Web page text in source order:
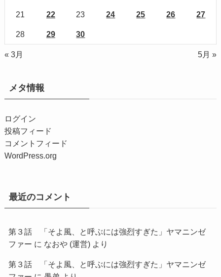
21 22 23 24 25 26 27
28 29 30
« 3月 5月 »
メタ情報
ログイン
投稿フィード
コメントフィード
WordPress.org
最近のコメント
第３話 「そよ風、と呼ぶには強烈すぎた」ヤマニンゼ
ファー に なおや (運営)より
第３話 「そよ風、と呼ぶには強烈すぎた」ヤマニンゼ